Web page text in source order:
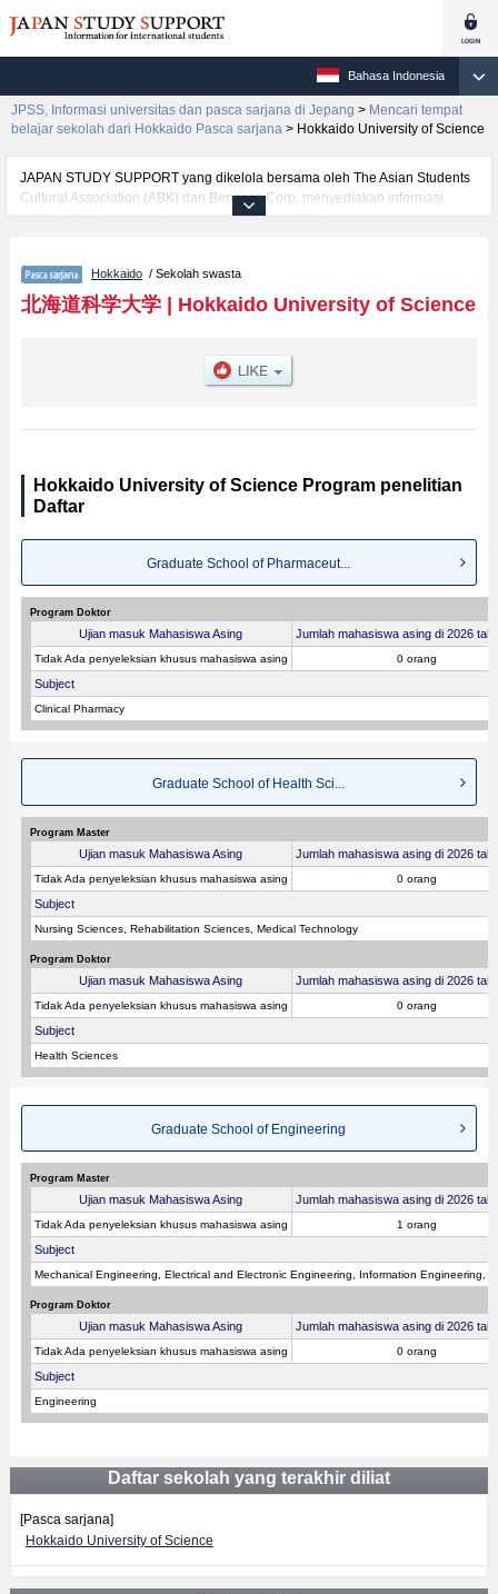
Bahasa Indonesia
JPSS, Informasi universitas dan pasca sarjana di Jepang > Mencari tempat
belajar sekolah dari Hokkaido Pasca sarjana > Hokkaido University of Science
JAPAN STUDY SUPPORT yang dikelola bersama oleh The Asian Students
Cultural Association (ABK) dan Benesse Corp. menyediakan informasi
sekitar 1300 universitas, pascasarjana, universitas yunior, akademi
mencakup informasi per jurusan riset seperti %% research %%, serta
berbagai informasi yang berguna bagi mahasiswa(i) mancanegara seperti
kuota untuk jumlah pendaftar dan jumlah kelulusan ujian masuk
kampus, akses jalan, dan lainnya. Silakan memanfaatkannya.
Hokkaido / Sekolah swasta
北海道科学大学| Hokkaido University of Science
Hokkaido University of Science Program penelitian
Daftar
Graduate School of Pharmaceut...
Program Doktor
Ujian masuk Mahasiswa Asing Jumlah mahasiswa asing di 2026
Tidak Ada penyeleksian khusus mahasiswa asing 0 orang
Subject
Clinical Pharmacy
Graduate School of Health Sci...
Program Master
Ujian masuk Mahasiswa Asing Jumlah mahasiswa asing di 2026
Tidak Ada penyeleksian khusus mahasiswa asing 0 orang
Subject
Nursing Sciences, Rehabilitation Sciences, Medical Technology
Program Doktor
Ujian masuk Mahasiswa Asing Jumlah mahasiswa asing di 2026
Tidak Ada penyeleksian khusus mahasiswa asing 0 orang
Subject
Health Sciences
Graduate School of Engineering
Program Master
Ujian masuk Mahasiswa Asing Jumlah mahasiswa asing di 2026
Tidak Ada penyeleksian khusus mahasiswa asing 1 orang
Subject
Mechanical Engineering, Electrical and Electronic Engineering, Information Engineering,
Program Doktor
Ujian masuk Mahasiswa Asing Jumlah mahasiswa asing di 2026
Tidak Ada penyeleksian khusus mahasiswa asing 0 orang
Subject
Engineering
Daftar sekolah yang terakhir diliat
[Pasca sarjana]
Hokkaido University of Science